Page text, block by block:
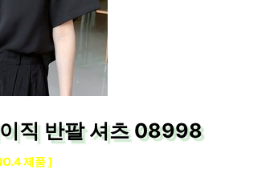
직 반팔 셔츠 08998
제품 ]